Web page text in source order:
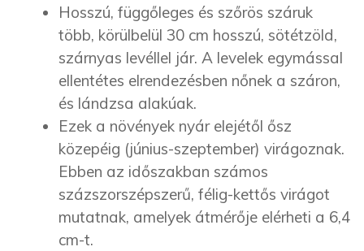
Hosszú, függőleges és szőrös száruk
több, körülbelül 30 cm hosszú, sötétzöld,
szárnyas levéllel jár. A levelek egymással
ellentétes elrendezésben nőnek a száron,
és lándzsa alakúak.
Ezek a növények nyár elejétől ősz
közepéig (június-szeptember) virágoznak.
Ebben az időszakban számos
százszorszépszerű, félig-kettős virágot
mutatnak, amelyek átmérője elérheti a 6,4
cm-t.